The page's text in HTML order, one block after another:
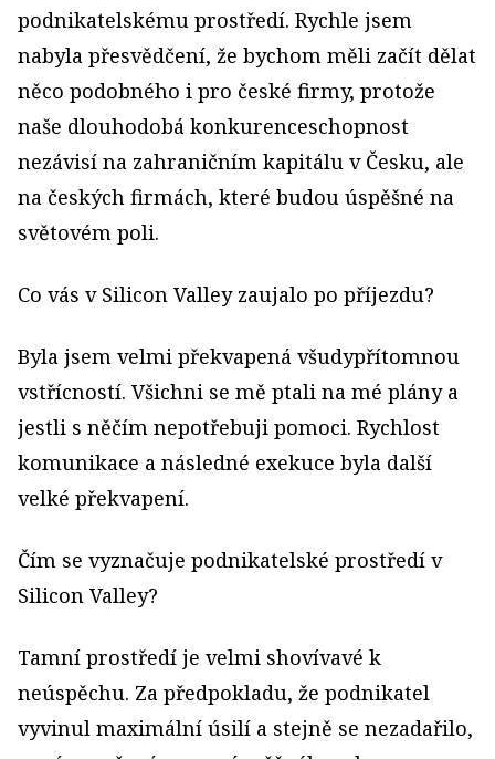
podnikatelskému prostředí. Rychle jsem
nabyla přesvědčení, že bychom měli začít dělat
něco podobného i pro české firmy, protože
naše dlouhodobá konkurenceschopnost
nezávisí na zahraničním kapitálu v Česku, ale
na českých firmách, které budou úspěšné na
světovém poli.
Co vás v Silicon Valley zaujalo po příjezdu?
Byla jsem velmi překvapená všudypřítomnou
vstřícností. Všichni se mě ptali na mé plány a
jestli s něčím nepotřebuji pomoci. Rychlost
komunikace a následné exekuce byla další
velké překvapení.
Čím se vyznačuje podnikatelské prostředí v
Silicon Valley?
Tamní prostředí je velmi shovívavé k
neúspěchu. Za předpokladu, že podnikatel
vyvinul maximální úsilí a stejně se nezadařilo,